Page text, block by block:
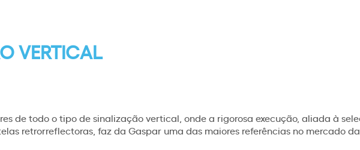
VERTICAL
de todo o tipo de sinalização vertical, onde a rigorosa execução, aliada à
retrorreflectoras, faz da Gaspar uma das maiores referências no mercado